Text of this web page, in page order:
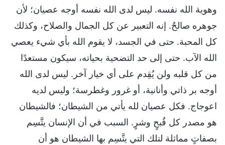
وهوية الله نفسه. ليس لدى الله نفسه أوجه عصيان؛ لأن
جوهره صالحٌ. إنه التعبير عن كل الجمال والصلاح، وكذلك
كل المحبة. حتى في الجسد، لا يقوم الله بأي شيء يعصي
الله الآب. حتى إلى حد التضحية بحياته، سيكون مستعدًا
من كل قلبه ولن يُقِدم على أي خيار آخر. ليس لدى الله
أوجه بر ذاتي وأنانية، أو غرور وغطرسة؛ وليس لديه
اعوجاج. فكل عصيان لله يأتي من الشيطان؛ فالشيطان
هو مصدر كل قُبحٍ وشرٍ. السبب في أن الإنسان يتَّسِم
بصفاتٍ مماثلة لتلك التي يتَّسِم بها الشيطان هو أن